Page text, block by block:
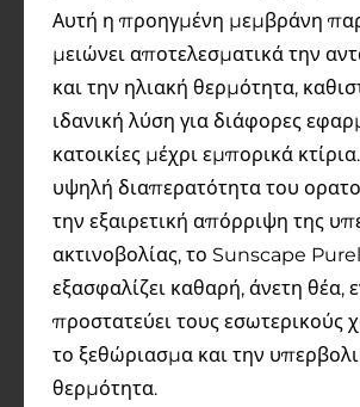
Αυτή η προηγμένη μεμβράνη
μειώνει αποτελεσματικά την
και την ηλιακή θερμότητα,
ιδανική λύση για διάφορες
κατοικίες μέχρι εμπορικά
υψηλή διαπερατότητα του
την εξαιρετική απόρριψη της
ακτινοβολίας, το Sunscape
εξασφαλίζει καθαρή, άνετη θέα,
προστατεύει τους εσωτερικούς
το ξεθώριασμα και την
θερμότητα.